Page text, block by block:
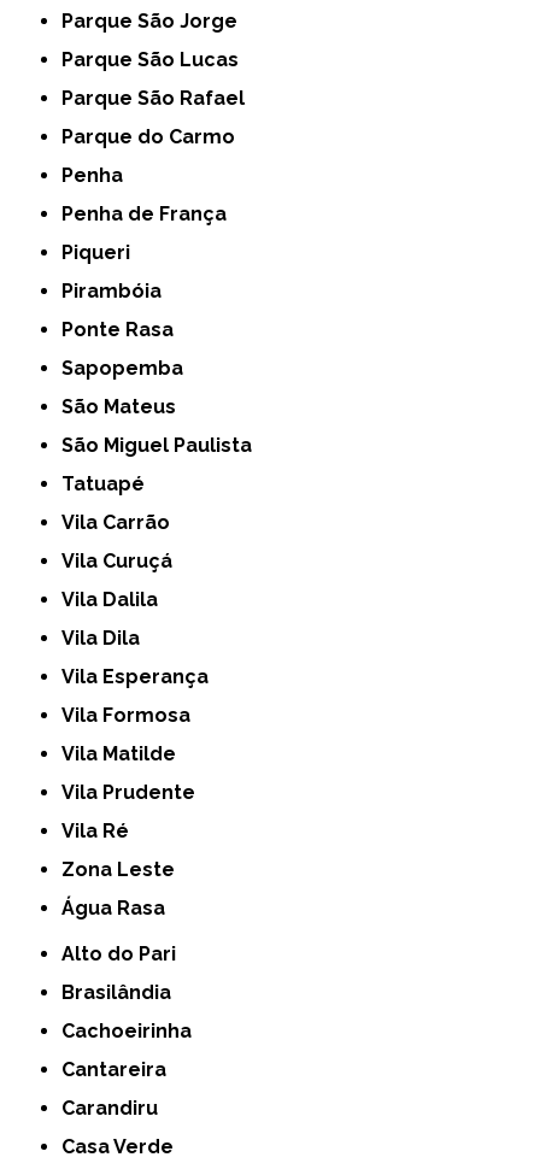
Parque São Jorge
Parque São Lucas
Parque São Rafael
Parque do Carmo
Penha
Penha de França
Piqueri
Pirambóia
Ponte Rasa
Sapopemba
São Mateus
São Miguel Paulista
Tatuapé
Vila Carrão
Vila Curuçá
Vila Dalila
Vila Dila
Vila Esperança
Vila Formosa
Vila Matilde
Vila Prudente
Vila Ré
Zona Leste
Água Rasa
Alto do Pari
Brasilândia
Cachoeirinha
Cantareira
Carandiru
Casa Verde